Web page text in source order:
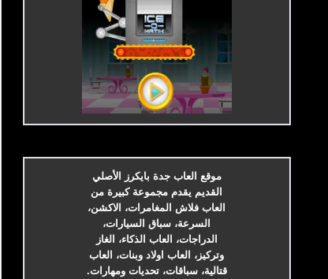
موقع العاب جدة بايكرز الأصلي
القديم يقدم مجموعة كبيرة من
العاب فلاش المغامرات، الاكشن،
السرعة، سباق السيارات،
الدراجات، العاب الذكاء، الغاز
وتركيز، العاب اولاد وبنات، العاب
قتالية، سباقات، تحديات ومهارات.